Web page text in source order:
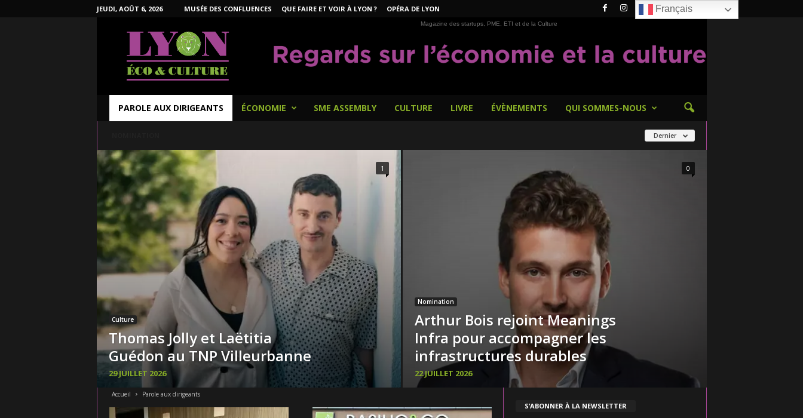
JEUDI, AOÛT 6, 2026 MUSÉE DES CONFLUENCES QUE FAIRE ET VOIR À LYON ? OPÉRA DE LYON
u
t
r
Magazine des startups, PME, ETI et de la Culture
PAROLE AUX DIRIGEANTS ÉCONOMIE SME ASSEMBLY CULTURE LIVRE ÉVÈNEMENTS QUI SOMMES-NOUS
Dernier
Culture
Thomas Jolly et Laëtitia
Guédon au TNP Villeurbanne
29 JUILLET 2026
1
Nomination
Arthur Bois rejoint Meanings
Infra pour accompagner les
infrastructures durables
22 JUILLET 2026
0
Accueil Parole aux dirigeants
S’ABONNER À LA NEWSLETTER
Français